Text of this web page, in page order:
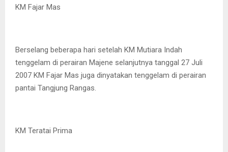
KM Fajar Mas
Berselang beberapa hari setelah KM Mutiara Indah
tenggelam di perairan Majene selanjutnya tanggal 27 Juli
2007 KM Fajar Mas juga dinyatakan tenggelam di perairan
pantai Tangjung Rangas.
KM Teratai Prima